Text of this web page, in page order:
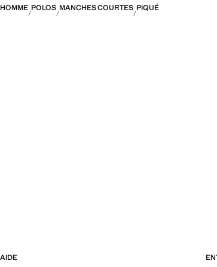
HOMME POLOS MANCHES COURTES PIQUÉ
AIDE